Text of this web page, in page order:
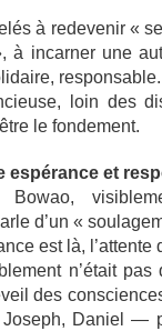
à redevenir «
à incarner une
responsable.
loin des
le fondement.
espérance et
Bowao,
d’un «
est là, l’attente
n’était pas
des
Daniel —